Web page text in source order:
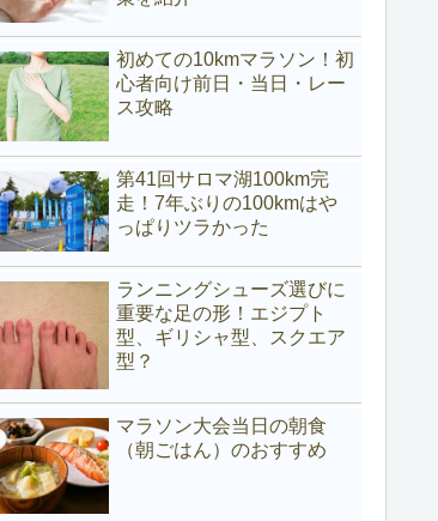
初めての10kmマラソン！初
心者向け前日・当日・レー
ス攻略
第41回サロマ湖100km完
走！7年ぶりの100kmはや
っぱりツラかった
ランニングシューズ選びに
重要な足の形！エジプト
型、ギリシャ型、スクエア
型？
マラソン大会当日の朝食
（朝ごはん）のおすすめ